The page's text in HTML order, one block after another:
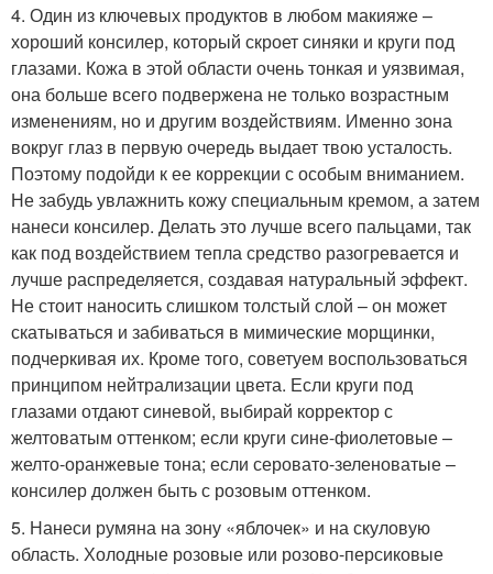
4. Один из ключевых продуктов в любом макияже –
хороший консилер, который скроет синяки и круги под
глазами. Кожа в этой области очень тонкая и уязвимая,
она больше всего подвержена не только возрастным
изменениям, но и другим воздействиям. Именно зона
вокруг глаз в первую очередь выдает твою усталость.
Поэтому подойди к ее коррекции с особым вниманием.
Не забудь увлажнить кожу специальным кремом, а затем
нанеси консилер. Делать это лучше всего пальцами, так
как под воздействием тепла средство разогревается и
лучше распределяется, создавая натуральный эффект.
Не стоит наносить слишком толстый слой – он может
скатываться и забиваться в мимические морщинки,
подчеркивая их. Кроме того, советуем воспользоваться
принципом нейтрализации цвета. Если круги под
глазами отдают синевой, выбирай корректор с
желтоватым оттенком; если круги сине-фиолетовые –
желто-оранжевые тона; если серовато-зеленоватые –
консилер должен быть с розовым оттенком.
5. Нанеси румяна на зону «яблочек» и на скуловую
область. Холодные розовые или розово-персиковые